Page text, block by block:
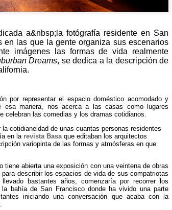
a&nbsp;la fotógrafía residente en San
en las que la gente organiza sus escenarios
imágenes las formas de vida realmente
Dreams, se dedica a la descripción de
por representar el espacio doméstico acomodado y
esa manera, nos acerca a las casas como lugares
celebran las comedias y los dramas cotidianos.
cotidianeidad de unas cuantas personas residentes
en la revista Basa que editaban los arquitectos
variopinta de las formas y atmósferas en que
tiene abierta una exposición con una veintena de obras
describir los espacios de vida de sus compatriotas
bastantes años
comenzaría por recorrer los
bahía de San Francisco donde ha vivido una parte
iniciando una conversación que acaba con la